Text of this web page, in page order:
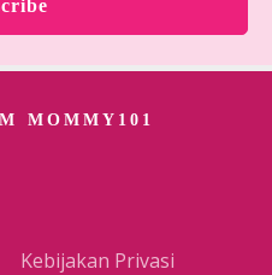
MOMMY101
Kebijakan Privasi